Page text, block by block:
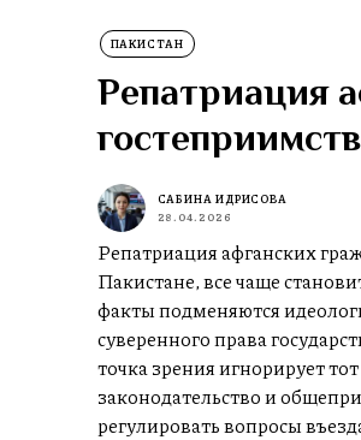
ПАКИСТАН
Репатриация
САБИНА ИДРИСОВА
28.04.2026
Репатриация афганских
Пакистане, все чаще
факты подменяются
суверенного права
точка зрения игнорирует
законодательство и
регулировать вопросы